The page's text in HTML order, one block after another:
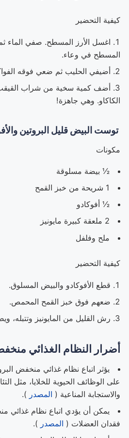
كيفية التحضير
اغسل الأرز المسطح. صفي الماء
المسطح في وعاء.
أضيفي الحليب ثم ضعي فوقه
أضف كمية سخية من شراب
الكاكاو. وهي جاهزة!
توست البيض قليل البروتين
مكونات
½ بيضة مسلوقة
1 شريحة من خبز القمح
½ أفوكادو
2 ملعقة كبيرة مايونيز
ملح وفلفل
كيفية التحضير
قطع الأفوكادو والبيض المسلوق.
ضعهم فوق خبز القمح المحمص.
رش القليل من المايونيز وتتبله،
أضرار النظام الغذائي
يؤثر اتباع نظام غذائي منخفض
على الوظائف الحيوية للخلايا، مثل
والاستجابة المناعية ( المصدر ).
يمكن أن يؤدي اتباع نظام غذائي
فقدان العضلات ( المصدر ).